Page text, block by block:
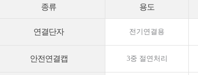
종류 용도
연결단자 전기연결용
안전연결캡 3중 절연처리